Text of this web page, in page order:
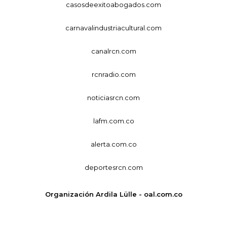
casosdeexitoabogados.com
carnavalindustriacultural.com
canalrcn.com
rcnradio.com
noticiasrcn.com
lafm.com.co
alerta.com.co
deportesrcn.com
Organización Ardila Lülle - oal.com.co